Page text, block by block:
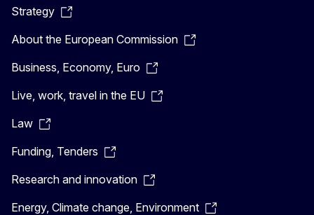
Strategy
About the European Commission
Business, Economy, Euro
Live, work, travel in the EU
Law
Funding, Tenders
Research and innovation
Energy, Climate change, Environment